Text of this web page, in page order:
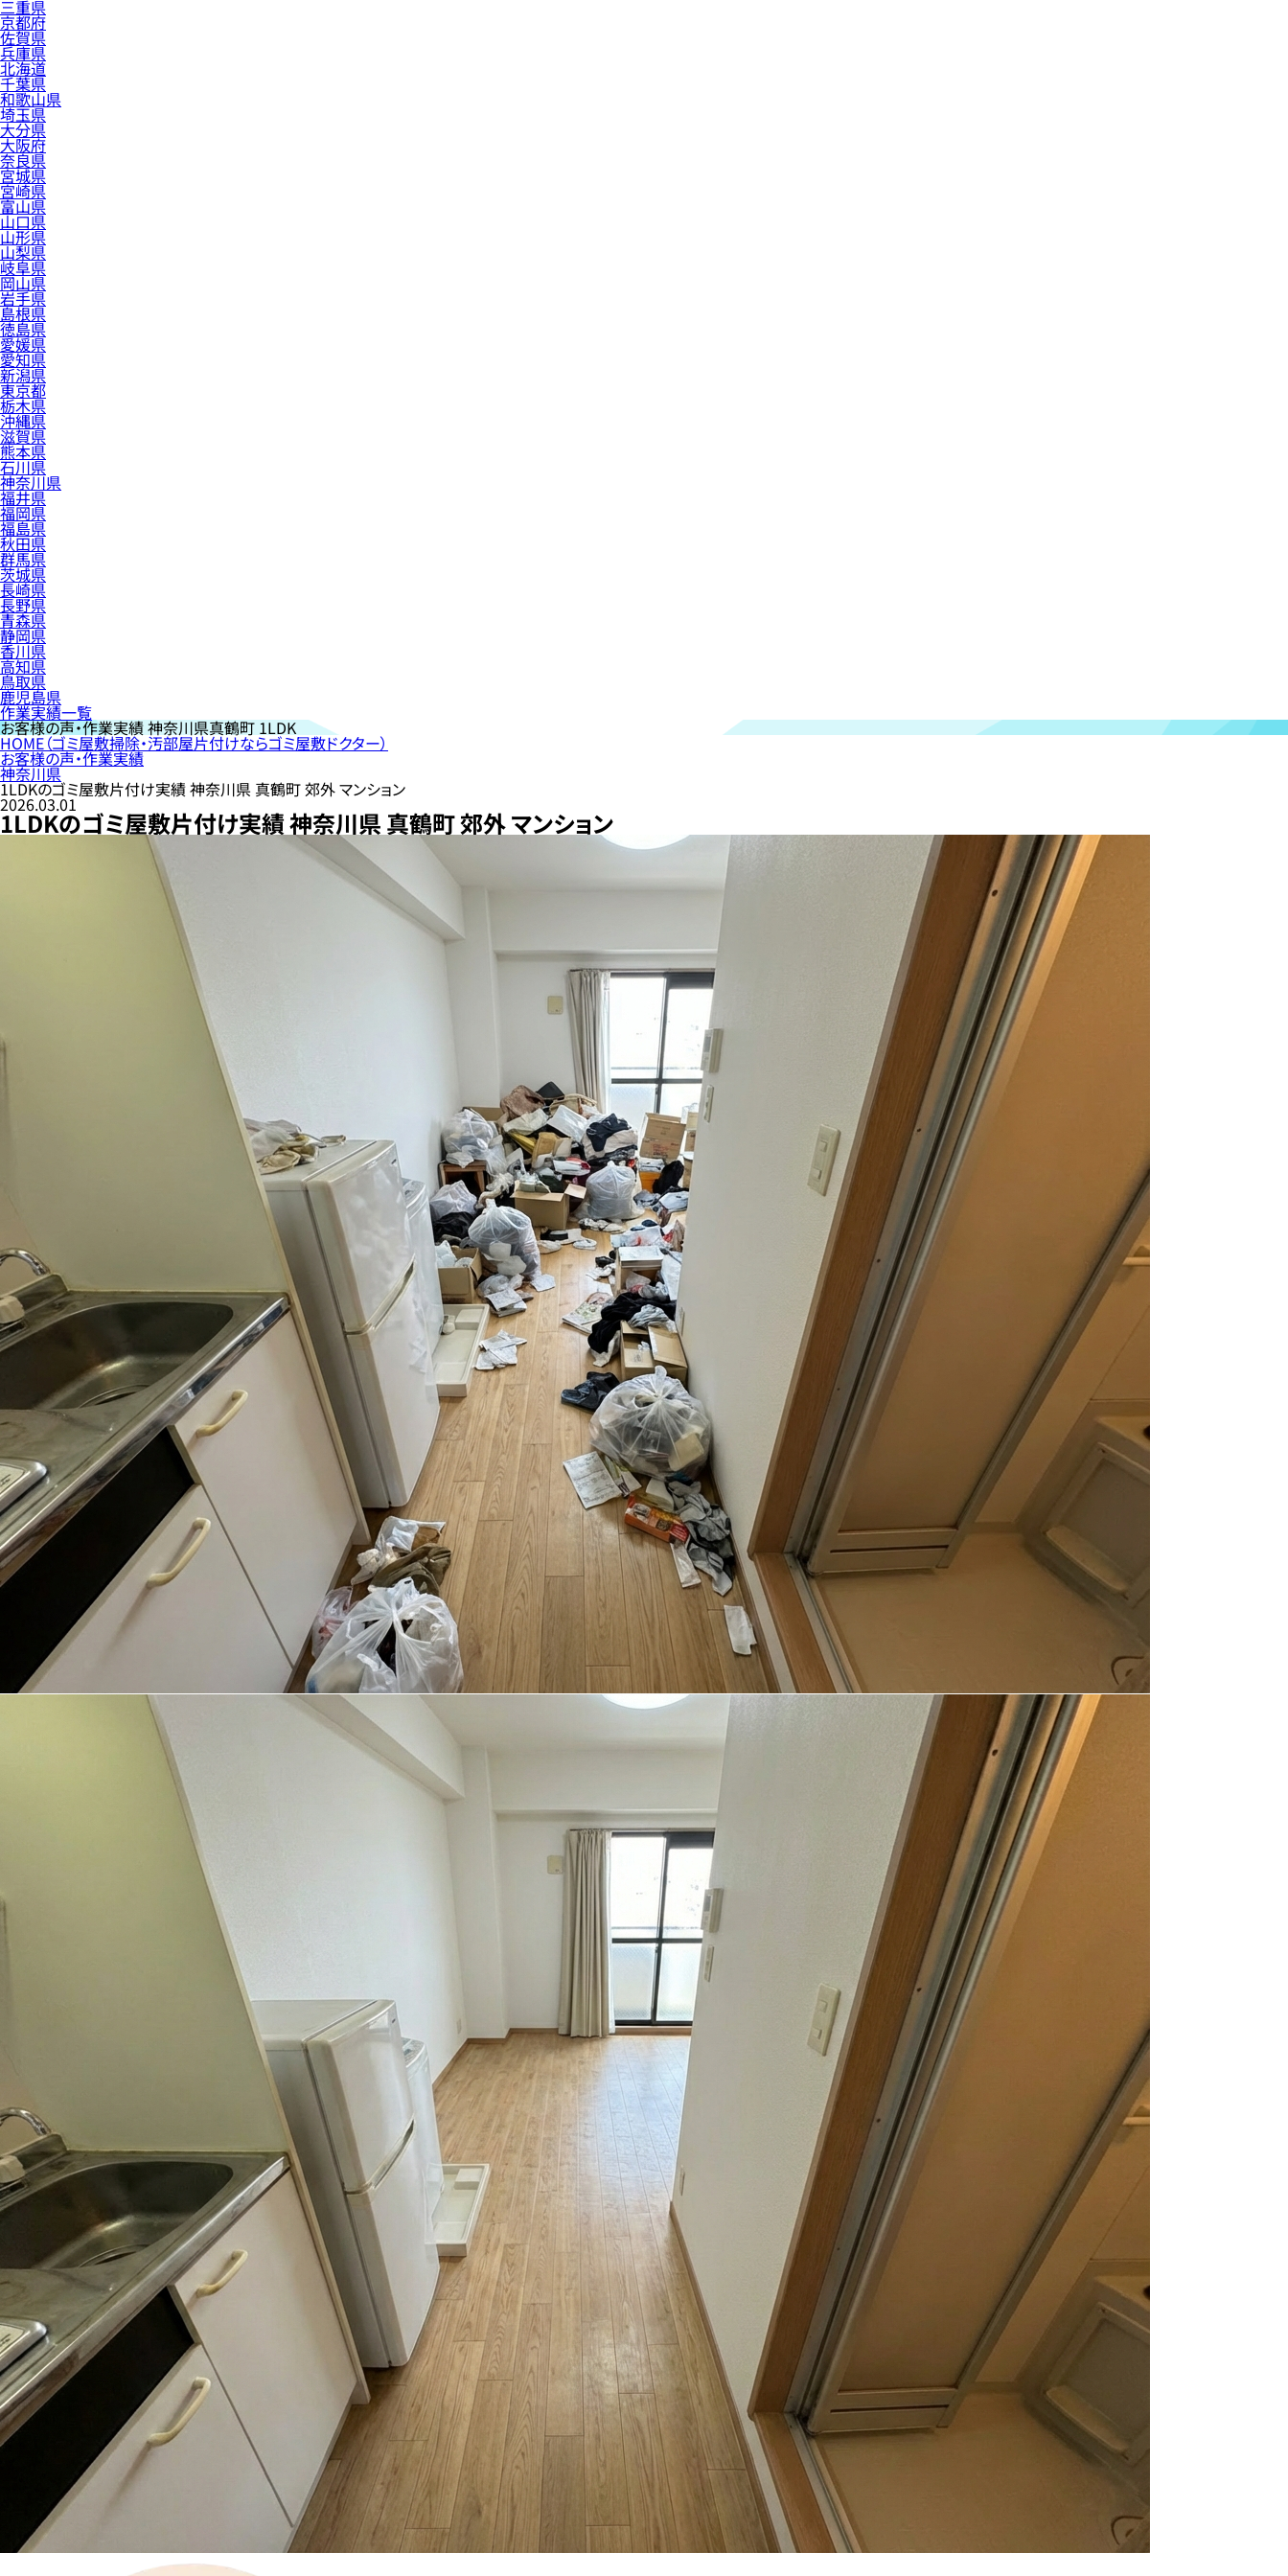
三重県
京都府
佐賀県
兵庫県
北海道
千葉県
和歌山県
埼玉県
大分県
大阪府
奈良県
宮城県
宮崎県
富山県
山口県
山形県
山梨県
岐阜県
岡山県
岩手県
島根県
徳島県
愛媛県
愛知県
新潟県
東京都
栃木県
沖縄県
滋賀県
熊本県
石川県
神奈川県
福井県
福岡県
福島県
秋田県
群馬県
茨城県
長崎県
長野県
青森県
静岡県
香川県
高知県
鳥取県
鹿児島県
作業実績一覧
お客様の声・作業実績神奈川県真鶴町 1LDK
HOME（ゴミ屋敷掃除・汚部屋片付けならゴミ屋敷ドクター）
お客様の声・作業実績
神奈川県
1LDKのゴミ屋敷片付け実績 神奈川県 真鶴町 郊外 マンション
2026.03.01
1LDKのゴミ屋敷片付け実績 神奈川県 真鶴町 郊外 マンション